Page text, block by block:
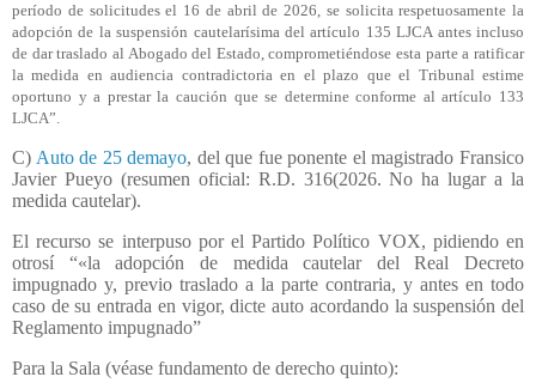
período de solicitudes el 16 de abril de 2026, se solicita respetuosamente la
adopción de la suspensión cautelarísima del artículo 135 LJCA antes incluso
de dar traslado al Abogado del Estado, comprometiéndose esta parte a ratificar
la medida en audiencia contradictoria en el plazo que el Tribunal estime
oportuno y a prestar la caución que se determine conforme al artículo 133
LJCA”.
C) Auto de 25 demayo, del que fue ponente el magistrado Fransico
Javier Pueyo (resumen oficial: R.D. 316(2026. No ha lugar a la
medida cautelar).
El recurso se interpuso por el Partido Político VOX, pidiendo en
otrosí “«la adopción de medida cautelar del Real Decreto
impugnado y, previo traslado a la parte contraria, y antes en todo
caso de su entrada en vigor, dicte auto acordando la suspensión del
Reglamento impugnado”
Para la Sala (véase fundamento de derecho quinto):